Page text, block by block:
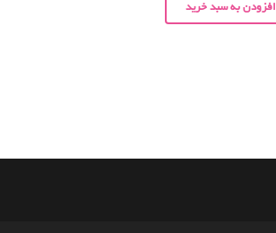
افزودن به سبد خرید